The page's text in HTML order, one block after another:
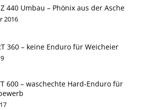
440 Umbau – Phönix aus der Asche
2016
360 – keine Enduro für Weicheier
600 – waschechte Hard-Enduro für